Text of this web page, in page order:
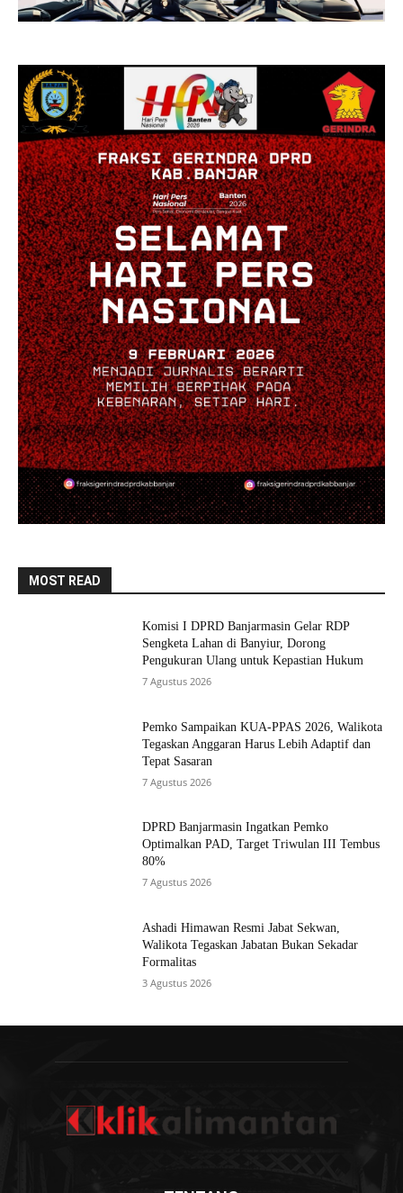
MOST READ
Komisi I DPRD Banjarmasin Gelar RDP
Sengketa Lahan di Banyiur, Dorong
Pengukuran Ulang untuk Kepastian Hukum
7 Agustus 2026
Pemko Sampaikan KUA-PPAS 2026, Walikota
Tegaskan Anggaran Harus Lebih Adaptif dan
Tepat Sasaran
7 Agustus 2026
DPRD Banjarmasin Ingatkan Pemko
Optimalkan PAD, Target Triwulan III Tembus
80%
7 Agustus 2026
Ashadi Himawan Resmi Jabat Sekwan,
Walikota Tegaskan Jabatan Bukan Sekadar
Formalitas
3 Agustus 2026